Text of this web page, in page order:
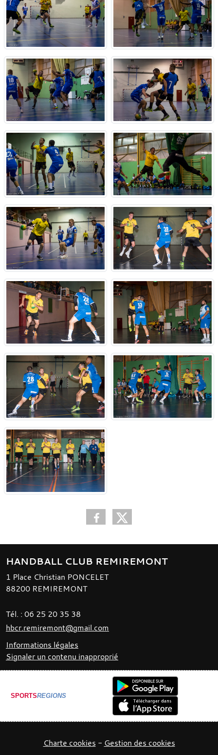
HANDBALL CLUB REMIREMONT
1 Place Christian PONCELET
88200 REMIREMONT
Tél. : 06 25 20 35 38
hbcr.remiremont@gmail.com
Informations légales
Signaler un contenu inapproprié
SPORTSREGIONS
Charte cookies Gestion des cookies